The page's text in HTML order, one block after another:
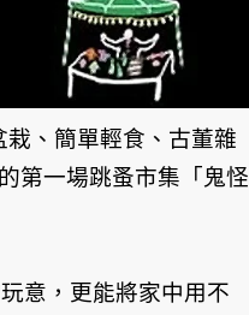
、簡單輕食、古董雜
第一場跳蚤市集「鬼怪
意，更能將家中用不